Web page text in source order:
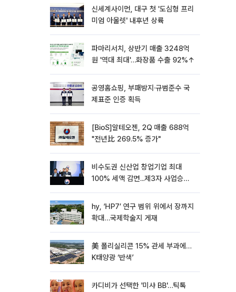
신세계사이먼, 대구 첫 '도심형 프리
미엄 아울렛' 내후년 상륙
파마리서치, 상반기 매출 3248억
원 '역대 최대'…화장품 수출 92%↑
공영홈쇼핑, 부패방지·규범준수 국
제표준 인증 획득
[BioS]알테오젠, 2Q 매출 688억
"전년比 269.5% 증가"
비수도권 신산업 창업기업 최대
100% 세액 감면...제3자 사업승계
hy, ‘HP7’ 연구 범위 위에서 장까지
확대…국제학술지 게재
美 폴리실리콘 15% 관세 부과에…
K태양광 ‘반색’
카디비가 선택한 '미샤 BB'…틱톡